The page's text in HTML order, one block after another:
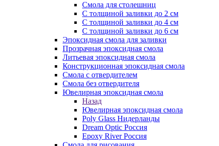
Смола для столешниц
С толщиной заливки до 2 см
С толщиной заливки до 4 см
С толщиной заливки до 6 см
Эпоксидная смола для заливки
Прозрачная эпоксидная смола
Литьевая эпоксидная смола
Конструкционная эпоксидная смола
Смола с отвердителем
Смола без отвердителя
Ювелирная эпоксидная смола
Назад
Ювелирная эпоксидная смола
Poly Glass Нидерланды
Dream Optic Россия
Epoxy River Россия